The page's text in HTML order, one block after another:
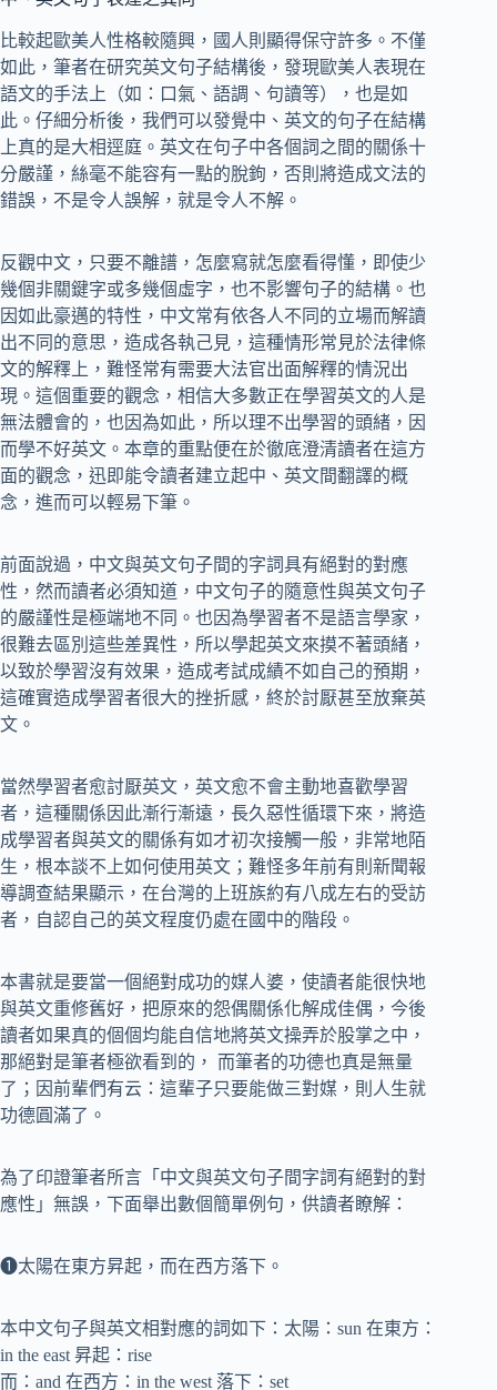
比較起歐美人性格較隨興，國人則顯得保守許多。不僅
如此，筆者在研究英文句子結構後，發現歐美人表現在
語文的手法上（如：口氣、語調、句讀等），也是如
此。仔細分析後，我們可以發覺中、英文的句子在結構
上真的是大相逕庭。英文在句子中各個詞之間的關係十
分嚴謹，絲毫不能容有一點的脫鉤，否則將造成文法的
錯誤，不是令人誤解，就是令人不解。
反觀中文，只要不離譜，怎麼寫就怎麼看得懂，即使少
幾個非關鍵字或多幾個虛字，也不影響句子的結構。也
因如此豪邁的特性，中文常有依各人不同的立場而解讀
出不同的意思，造成各執己見，這種情形常見於法律條
文的解釋上，難怪常有需要大法官出面解釋的情況出
現。這個重要的觀念，相信大多數正在學習英文的人是
無法體會的，也因為如此，所以理不出學習的頭緒，因
而學不好英文。本章的重點便在於徹底澄清讀者在這方
面的觀念，迅即能令讀者建立起中、英文間翻譯的概
念，進而可以輕易下筆。
前面說過，中文與英文句子間的字詞具有絕對的對應
性，然而讀者必須知道，中文句子的隨意性與英文句子
的嚴謹性是極端地不同。也因為學習者不是語言學家，
很難去區別這些差異性，所以學起英文來摸不著頭緒，
以致於學習沒有效果，造成考試成績不如自己的預期，
這確實造成學習者很大的挫折感，終於討厭甚至放棄英
文。
當然學習者愈討厭英文，英文愈不會主動地喜歡學習
者，這種關係因此漸行漸遠，長久惡性循環下來，將造
成學習者與英文的關係有如才初次接觸一般，非常地陌
生，根本談不上如何使用英文；難怪多年前有則新聞報
導調查結果顯示，在台灣的上班族約有八成左右的受訪
者，自認自己的英文程度仍處在國中的階段。
本書就是要當一個絕對成功的媒人婆，使讀者能很快地
與英文重修舊好，把原來的怨偶關係化解成佳偶，今後
讀者如果真的個個均能自信地將英文操弄於股掌之中，
那絕對是筆者極欲看到的， 而筆者的功德也真是無量
了；因前輩們有云：這輩子只要能做三對媒，則人生就
功德圓滿了。
為了印證筆者所言「中文與英文句子間字詞有絕對的對
應性」無誤，下面舉出數個簡單例句，供讀者瞭解：
❶太陽在東方昇起，而在西方落下。
本中文句子與英文相對應的詞如下：太陽：sun 在東方：
in the east 昇起：rise
而：and 在西方：in the west 落下：set